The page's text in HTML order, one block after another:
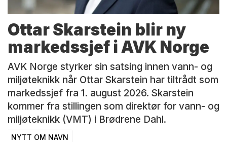
Ottar Skarstein blir ny
markedssjef i AVK Norge
AVK Norge styrker sin satsing innen vann- og
miljøteknikk når Ottar Skarstein har tiltrådt som
markedssjef fra 1. august 2026. Skarstein
kommer fra stillingen som direktør for vann- og
miljøteknikk (VMT) i Brødrene Dahl.
NYTT OM NAVN